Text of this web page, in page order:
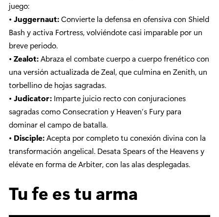
juego:
• Juggernaut:Convierte la defensa en ofensiva con Shield
Bash y activa Fortress, volviéndote casi imparable por un
breve periodo.
• Zealot:Abraza el combate cuerpo a cuerpo frenético con
una versión actualizada de Zeal, que culmina en Zenith, un
torbellino de hojas sagradas.
• Judicator: Imparte juicio recto con conjuraciones
sagradas como Consecration y Heaven’s Fury para
dominar el campo de batalla.
• Disciple:Acepta por completo tu conexión divina con la
transformación angelical. Desata Spears of the Heavens y
elévate en forma de Arbiter, con las alas desplegadas.
Tu fe es tu arma